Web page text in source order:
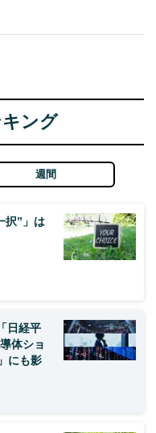
ング
週間
択”」は
日経平
体ショ
にも影